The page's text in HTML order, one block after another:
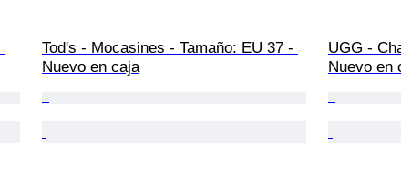
Tod's - Mocasines - Tamaño: EU 37 -
Nuevo en caja
UGG -
Nuevo en